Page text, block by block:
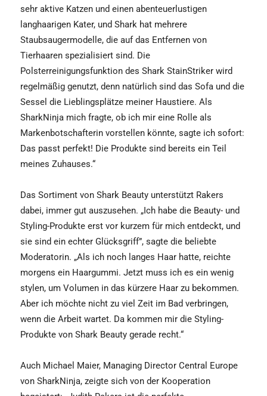
sehr aktive Katzen und einen abenteuerlustigen
langhaarigen Kater, und Shark hat mehrere
Staubsaugermodelle, die auf das Entfernen von
Tierhaaren spezialisiert sind. Die
Polsterreinigungsfunktion des Shark StainStriker wird
regelmäßig genutzt, denn natürlich sind das Sofa und die
Sessel die Lieblingsplätze meiner Haustiere. Als
SharkNinja mich fragte, ob ich mir eine Rolle als
Markenbotschafterin vorstellen könnte, sagte ich sofort:
Das passt perfekt! Die Produkte sind bereits ein Teil
meines Zuhauses.“
Das Sortiment von Shark Beauty unterstützt Rakers
dabei, immer gut auszusehen. „Ich habe die Beauty- und
Styling-Produkte erst vor kurzem für mich entdeckt, und
sie sind ein echter Glücksgriff”, sagte die beliebte
Moderatorin. „Als ich noch langes Haar hatte, reichte
morgens ein Haargummi. Jetzt muss ich es ein wenig
stylen, um Volumen in das kürzere Haar zu bekommen.
Aber ich möchte nicht zu viel Zeit im Bad verbringen,
wenn die Arbeit wartet. Da kommen mir die Styling-
Produkte von Shark Beauty gerade recht.“
Auch Michael Maier, Managing Director Central Europe
von SharkNinja, zeigte sich von der Kooperation